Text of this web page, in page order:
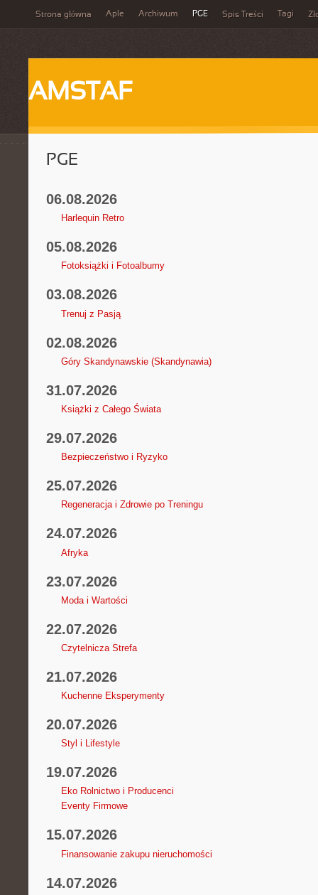
Strona główna Aple Archiwum PGE Spis Treści Tagi
AMSTAF
PGE
06.08.2026
Harlequin Retro
05.08.2026
Fotoksiążki i Fotoalbumy
03.08.2026
Trenuj z Pasją
02.08.2026
Góry Skandynawskie (Skandynawia)
31.07.2026
Książki z Całego Świata
29.07.2026
Bezpieczeństwo i Ryzyko
25.07.2026
Regeneracja i Zdrowie po Treningu
24.07.2026
Afryka
23.07.2026
Moda i Wartości
22.07.2026
Czytelnicza Strefa
21.07.2026
Kuchenne Eksperymenty
20.07.2026
Styl i Lifestyle
19.07.2026
Eko Rolnictwo i Producenci
Eventy Firmowe
15.07.2026
Finansowanie zakupu nieruchomości
14.07.2026